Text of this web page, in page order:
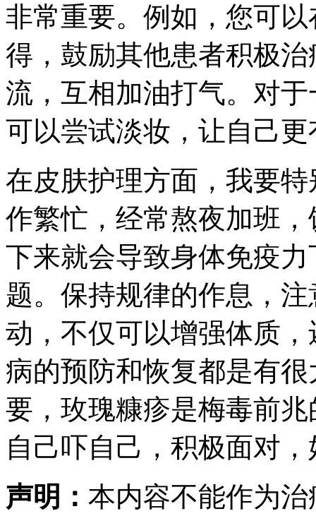
非常重要。例如，您可
得，鼓励其他患者积极
流，互相加油打气。对
可以尝试淡妆，让自己
在皮肤护理方面，我要
作繁忙，经常熬夜加班
下来就会导致身体免疫
题。保持规律的作息，
动，不仅可以增强体质
病的预防和恢复都是有
要，玫瑰糠疹是梅毒前
自己吓自己，积极面对
声明： 本内容不能作为